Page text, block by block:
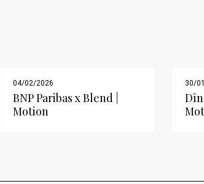
04/02/2026
BNP Paribas x Blend |
Motion
30/